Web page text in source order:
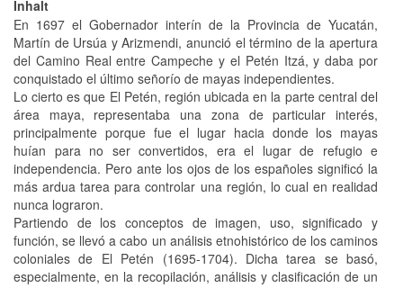
Inhalt
En 1697 el Gobernador interín de la Provincia de Yucatán,
Martín de Ursúa y Arizmendi, anunció el término de la apertura
del Camino Real entre Campeche y el Petén Itzá, y daba por
conquistado el último señorío de mayas independientes.
Lo cierto es que El Petén, región ubicada en la parte central del
área maya, representaba una zona de particular interés,
principalmente porque fue el lugar hacia donde los mayas
huían para no ser convertidos, era el lugar de refugio e
independencia. Pero ante los ojos de los españoles significó la
más ardua tarea para controlar una región, lo cual en realidad
nunca lograron.
Partiendo de los conceptos de imagen, uso, significado y
función, se llevó a cabo un análisis etnohistórico de los caminos
coloniales de El Petén (1695-1704). Dicha tarea se basó,
especialmente, en la recopilación, análisis y clasificación de un